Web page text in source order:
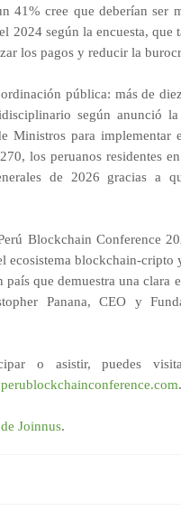
41% cree que deberían ser
2024 según la encuesta, que
los pagos y reducir la
pública: más de
según anunció
Ministros para implementar
los peruanos residentes
de 2026 gracias a
Blockchain Conference
ecosistema blockchain-cripto
que demuestra una
Panana, CEO y
o asistir, puedes
.
Joinnus.